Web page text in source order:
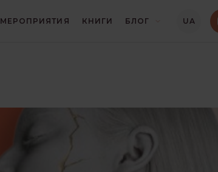
МЕРОПРИЯТИЯ КНИГИ БЛОГ UA
КРИЗИСЫ И ТРАВМЫ